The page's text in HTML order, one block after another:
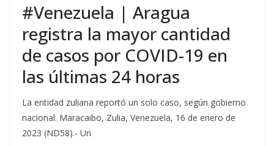
#Venezuela | Aragua
registra la mayor cantidad
de casos por COVID-19 en
las últimas 24 horas
La entidad zuliana reportó un solo caso, según gobierno
nacional. Maracaibo, Zulia, Venezuela, 16 de enero de
2023 (ND58).- Un